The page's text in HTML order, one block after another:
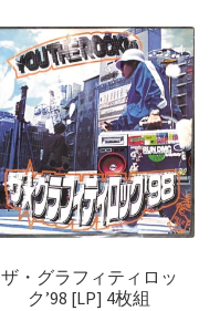
ザ・グラフィティロッ
ク’98 [LP] 4枚組